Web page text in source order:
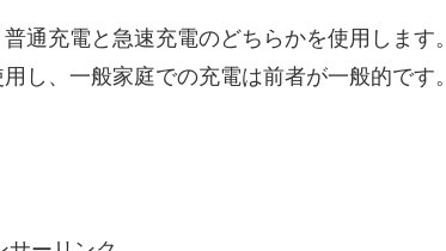
通充電と急速充電のどちらかを使用します。
し、一般家庭での充電は前者が一般的です。